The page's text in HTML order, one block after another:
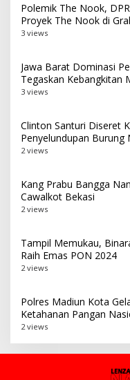
Polemik The Nook,
Proyek The Nook di
3 views
Jawa Barat Dominasi
Tegaskan Kebangkitan
3 views
Clinton Santuri Diseret
Penyelundupan Burung
2 views
Kang Prabu Bangga
Cawalkot Bekasi
2 views
Tampil Memukau,
Raih Emas PON 2024
2 views
Polres Madiun Kota
Ketahanan Pangan
2 views